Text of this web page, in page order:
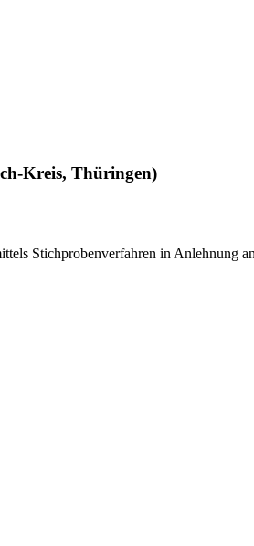
Kreis, Thüringen)
Stichprobenverfahren in Anlehnung